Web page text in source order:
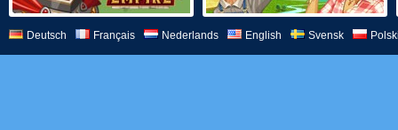
Deutsch Français Nederlands English Svensk